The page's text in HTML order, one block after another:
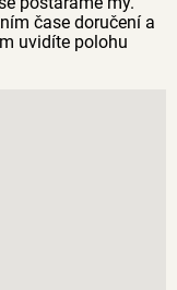
čase doručení a
uvidíte polohu